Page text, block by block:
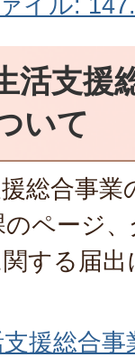
活支援
いて
総合事
ページ
する届
援総合